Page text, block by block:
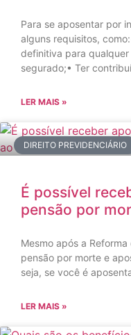
Para se aposentar por
alguns requisitos,
definitiva para
segurado;• Ter
LER MAIS »
DIREITO PREVIDENCIÁRIO
É possível
pensão por
Mesmo após a
pensão por morte e
seja, se você é
LER MAIS »